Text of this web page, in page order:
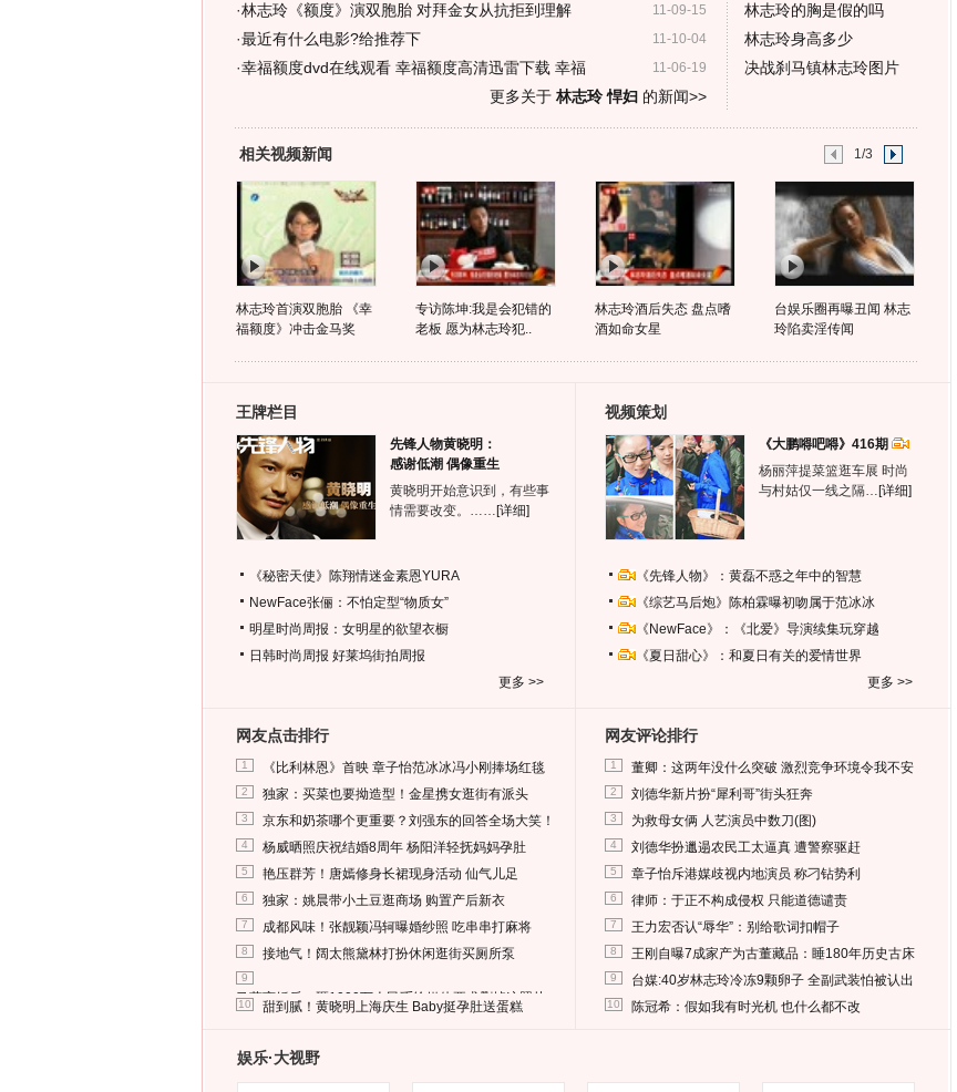
11-09-15
·林志玲《额度》演双胞胎 对拜金女从抗拒到理解
11-10-04
·最近有什么电影?给推荐下
11-06-19
·幸福额度dvd在线观看 幸福额度高清迅雷下载 幸福
更多关于 林志玲 悍妇的新闻>>
林志玲的胸是假的吗
林志玲身高多少
决战刹马镇林志玲图片
相关视频新闻 1/3
林志玲首演双胞胎 《幸
福额度》冲击金马奖
专访陈坤:我是会犯错的
老板 愿为林志玲犯..
林志玲酒后失态 盘点嗜
酒如命女星
台娱乐圈再曝丑闻 林志
玲陷卖淫传闻
王牌栏目
先锋人物黄晓明：
感谢低潮 偶像重生
黄晓明开始意识到，有些事
情需要改变。…… [详细]
《秘密天使》陈翔情迷金素恩YURA
NewFace张俪：不怕定型“物质女”
明星时尚周报：女明星的欲望衣橱
日韩时尚周报 好莱坞街拍周报
更多 >>
视频策划
《大鹏嘚吧嘚》416期
杨丽萍提菜篮逛车展 时尚
与村姑仅一线之隔… [详细]
《先锋人物》：黄磊不惑之年中的智慧
《综艺马后炮》陈柏霖曝初吻属于范冰冰
《NewFace》：《北爱》导演续集玩穿越
《夏日甜心》：和夏日有关的爱情世界
更多 >>
网友点击排行
1 《比利林恩》首映 章子怡范冰冰冯小刚捧场红毯
2 独家：买菜也要拗造型！金星携女逛街有派头
3 京东和奶茶哪个更重要？刘强东的回答全场大笑！
4 杨威晒照庆祝结婚8周年 杨阳洋轻抚妈妈孕肚
5 艳压群芳！唐嫣修身长裙现身活动 仙气儿足
6 独家：姚晨带小土豆逛商场 购置产后新衣
7 成都风味！张靓颖冯轲曝婚纱照 吃串串打麻将
8 接地气！阔太熊黛林打扮休闲逛街买厕所泵
9
马蓉离婚后，砸1000万人民币给媒体要求删掉这照片
10 甜到腻！黄晓明上海庆生 Baby挺孕肚送蛋糕
网友评论排行
1 董卿：这两年没什么突破 激烈竞争环境令我不安
2 刘德华新片扮“犀利哥”街头狂奔
3 为救母女俩 人艺演员中数刀(图)
4 刘德华扮邋遢农民工太逼真 遭警察驱赶
5 章子怡斥港媒歧视内地演员 称刁钻势利
6 律师：于正不构成侵权 只能道德谴责
7 王力宏否认“辱华”：别给歌词扣帽子
8 王刚自曝7成家产为古董藏品：睡180年历史古床
9 台媒:40岁林志玲冷冻9颗卵子 全副武装怕被认出
10 陈冠希：假如我有时光机 也什么都不改
娱乐·大视野